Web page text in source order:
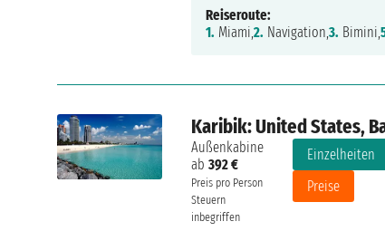
Reiseroute:
1. Miami,2. Navigation,3. Bimini,
Karibik: United States,
Außenkabine
ab392 €
Preis pro Person
Steuern
inbegriffen
Einzelheiten
Preise